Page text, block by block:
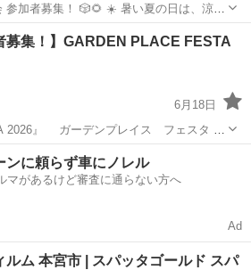
🎲🌻 ☀️ 暑い夏の日は、涼し
屋で、さまざ
します！ 「ボードゲームは初
その他
募集！】GARDEN PLACE FESTA
6月18日
くり品やフードのブ...
その他 道の駅
ンに頼らず車にノレル
マがあるけど審査に通らない方へ
Ad
ルム 本宮市 | スパッタゴールド スパ